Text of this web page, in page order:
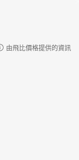
由飛比價格提供的資訊